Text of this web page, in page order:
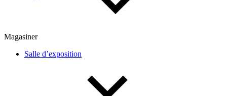
Magasiner
Salle d’exposition